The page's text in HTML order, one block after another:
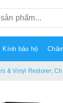
Kính bảo hộ
& Vinyl Restorer,